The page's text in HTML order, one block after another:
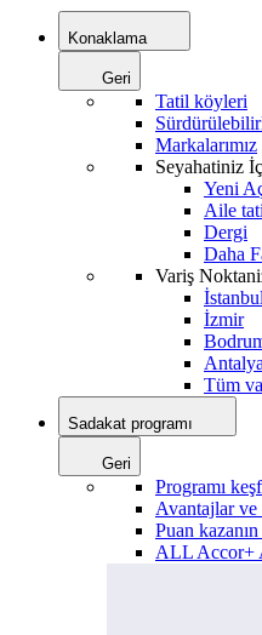
Konaklama
Geri
Tatil köyleri
Markalarımız
Seyahatiniz
Yeni
Aile
Dergi
Daha
Variş
İstanbul
İzmir
Antalya
Tüm
Sadakat programı
Geri
Programı
Avantajlar ve
Puan
ALL Accor+